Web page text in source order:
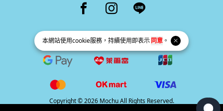
本網站使用cookie服務，持續使用即表示同意 。
Facebook page
Instagram page
Line page
Copyright © 2026 Mochu All Rights Reserved.